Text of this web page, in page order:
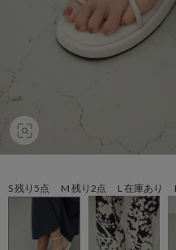
S 残り5点 M 残り2点 L 在庫あり